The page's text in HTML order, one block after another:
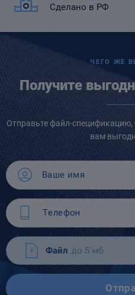
Сделано в РФ
ЧЕГО ЖЕ
Получите
Отправьте файл-
вам
Файл до 5 мб